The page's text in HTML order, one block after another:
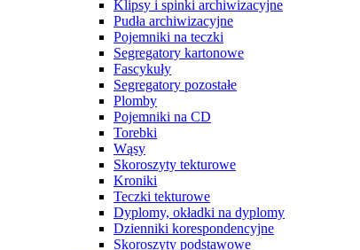
Klipsy i spinki archiwizacyjne
Pudła archiwizacyjne
Pojemniki na teczki
Segregatory kartonowe
Fascykuły
Segregatory pozostałe
Plomby
Pojemniki na CD
Torebki
Wąsy
Skoroszyty tekturowe
Kroniki
Teczki tekturowe
Dyplomy, okładki na dyplomy
Dzienniki korespondencyjne
Skoroszyty podstawowe